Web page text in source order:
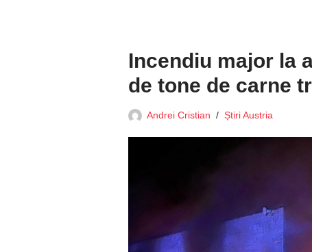
Incendiu major la
de tone de carne
Andrei Cristian Știri Austria